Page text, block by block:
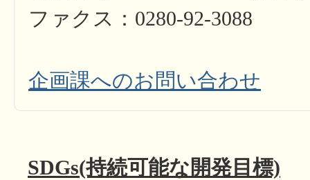
ファクス：0280-92-3088
企画課へのお問い合わせ
SDGs(持続可能な開発目標)